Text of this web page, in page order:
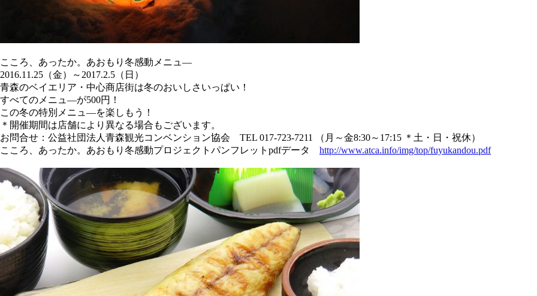
こころ、あったか。あおもり冬感動メニュ―
2016.11.25（金）～2017.2.5（日）
青森のベイエリア・中心商店街は冬のおいしさいっぱい！
すべてのメニュ―が500円！
この冬の特別メニュ―を楽しもう！
＊開催期間は店舗により異なる場合もございます。
お問合せ：公益社団法人青森観光コンベンション協会 TEL 017-723-7211 （月～金8:30～17:15 ＊土・日・祝休）
こころ、あったか。あおもり冬感動プロジェクトパンフレットpdfデータ http://www.atca.info/img/top/fuyukandou.pdf